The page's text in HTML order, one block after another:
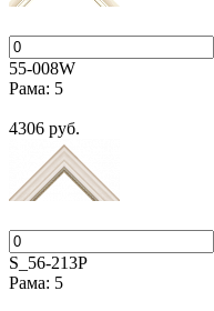
55-008W
Рама: 5
4306 руб.
S_56-213Р
Рама: 5